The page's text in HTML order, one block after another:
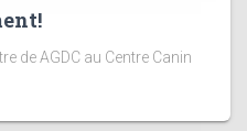
de AGDC au Centre Canin